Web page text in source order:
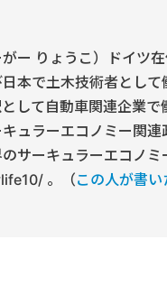
ー りょうこ）ドイツ
本で土木技術者とし
して自動車関連企業
ュラーエコノミー関
サーキュラーエコノミ
。（この人が書